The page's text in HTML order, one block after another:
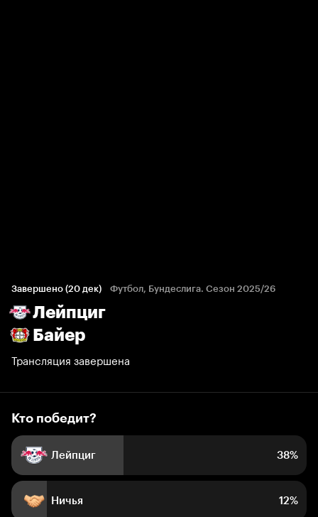
Завершено (20 дек) Футбол, Бундеслига. Сезон 2025/26
Лейпциг
Байер
Трансляция завершена
38%
Кто победит?
Лейпциг 38%
Ничья 12%